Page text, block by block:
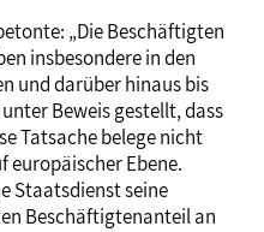
„Die Beschäftigten
insbesondere in den
und darüber hinaus bis
Beweis gestellt, dass
Tatsache belege nicht
europäischer Ebene.
Staatsdienst seine
Beschäftigtenanteil an